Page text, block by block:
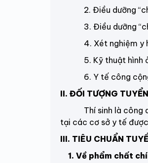
2. Điều dưỡng “
3. Điều dưỡng “
4. Xét nghiệm y
5. Kỹ thuật hình
6. Y tế công
II. ĐỐI TƯỢNG
Thí sinh là công
tại các cơ sở y tế
III. TIÊU CHUẨN
1. Về phẩm chất